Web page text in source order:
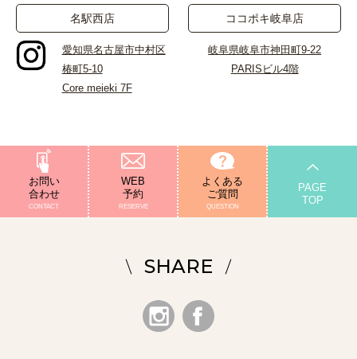
名駅西店
愛知県名古屋市中村区
椿町5-10
Core meieki 7F
ココポキ岐阜店
岐阜県岐阜市神田町9-22
PARISビル4階
お問い
合わせ
WEB
予約
よくある
ご質問
PAGE
TOP
SHARE